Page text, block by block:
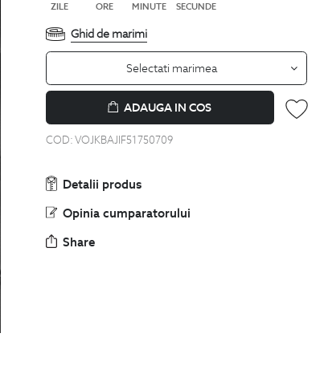
ZILE ORE MINUTE SECUNDE
Ghid de marimi
Selectati marimea
ADAUGA IN COS
COD:VOJKBAJIF51750709
Detalii produs
Opinia cumparatorului
Share